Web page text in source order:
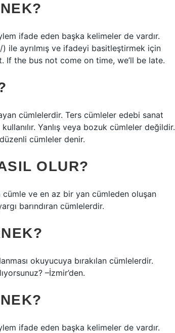
ifade eden başka kelimeler de vardır.
ile ayrılmış ve ifadeyi basitleştirmek için
If the bus not come on time, we’ll be late.
cümlelerdir. Ters cümleler edebi sanat
Yanlış veya bozuk cümleler değildir.
cümleler denir.
OLUR?
ve en az bir yan cümleden oluşan
barındıran cümlelerdir.
okuyucuya bırakılan cümlelerdir.
–İzmir’den.
ifade eden başka kelimeler de vardır.